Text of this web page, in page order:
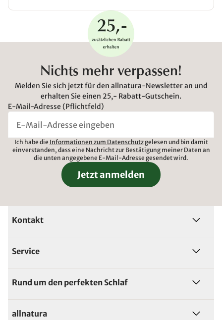
Nichts mehr verpassen!
Melden Sie sich jetzt für den allnatura-Newsletter an und
erhalten Sie einen 25,- Rabatt-Gutschein.
E-Mail-Adresse (Pflichtfeld)
Ich habe die Informationen zum Datenschutzgelesen und bin damit
einverstanden, dass eine Nachricht zur Bestätigung meiner Daten an
die unten angegebene E-Mail-Adresse gesendet wird.
Jetzt anmelden
Kontakt
Service
Rund um den perfekten Schlaf
allnatura